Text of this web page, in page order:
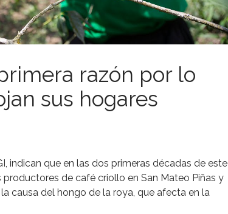
razón por lo
sus hogares
indican que en las dos primeras décadas de este
de café criollo en San Mateo Piñas y
causa del hongo de la roya, que afecta en la